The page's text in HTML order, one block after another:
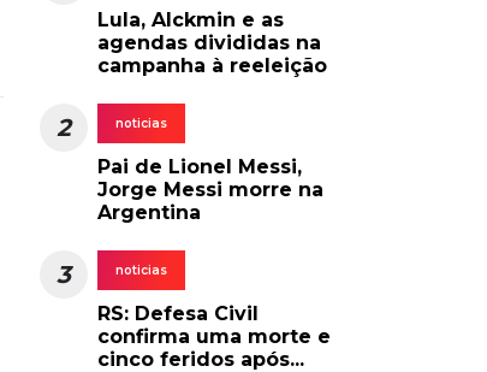
Lula, Alckmin e as
agendas divididas na
campanha à reeleição
2 noticias
Pai de Lionel Messi,
Jorge Messi morre na
Argentina
3 noticias
RS: Defesa Civil
confirma uma morte e
cinco feridos após...